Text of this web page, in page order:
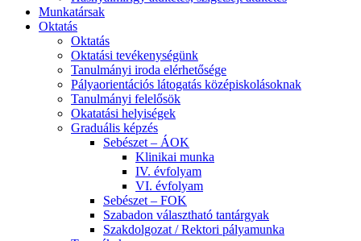
Munkatársak
Oktatás
Oktatás
Oktatási tevékenységünk
Tanulmányi iroda elérhetősége
Pályaorientációs látogatás középiskolásoknak
Tanulmányi felelősök
Okatatási helyiségek
Graduális képzés
Sebészet – ÁOK
Klinikai munka
IV. évfolyam
VI. évfolyam
Sebészet – FOK
Szabadon választható tantárgyak
Szakdolgozat / Rektori pályamunka